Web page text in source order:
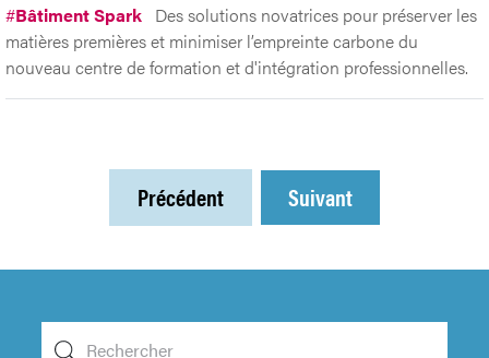
#Bâtiment Spark Des solutions novatrices pour préserver les
matières premières et minimiser l’empreinte carbone du
nouveau centre de formation et d'intégration professionnelles.
Précédent Suivant